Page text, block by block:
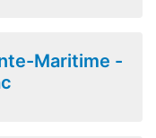
Maritime -